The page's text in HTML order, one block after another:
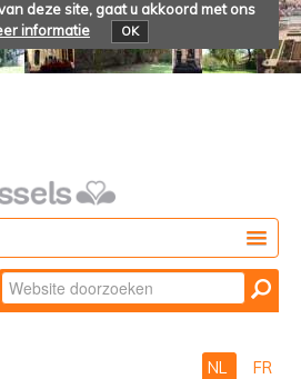
deze site, gaat u akkoord met ons
informatie OK
Zoek
Geavanceerd
NL FR